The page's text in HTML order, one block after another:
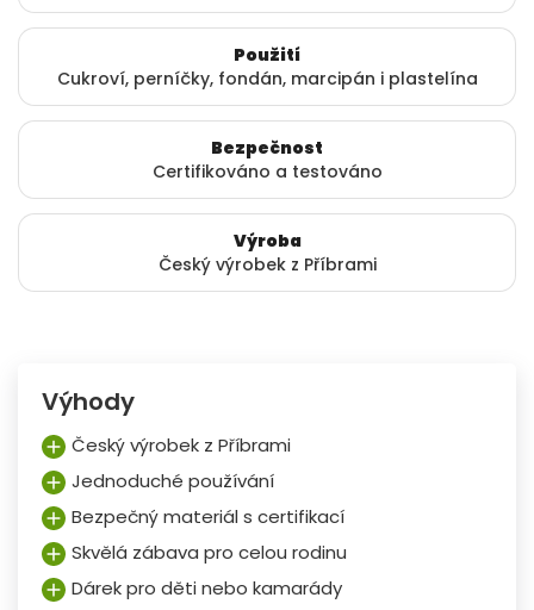
Použití
Cukroví, perníčky, fondán, marcipán i plastelína
Bezpečnost
Certifikováno a testováno
Výroba
Český výrobek z Příbrami
Výhody
Český výrobek z Příbrami
Jednoduché používání
Bezpečný materiál s certifikací
Skvělá zábava pro celou rodinu
Dárek pro děti nebo kamarády